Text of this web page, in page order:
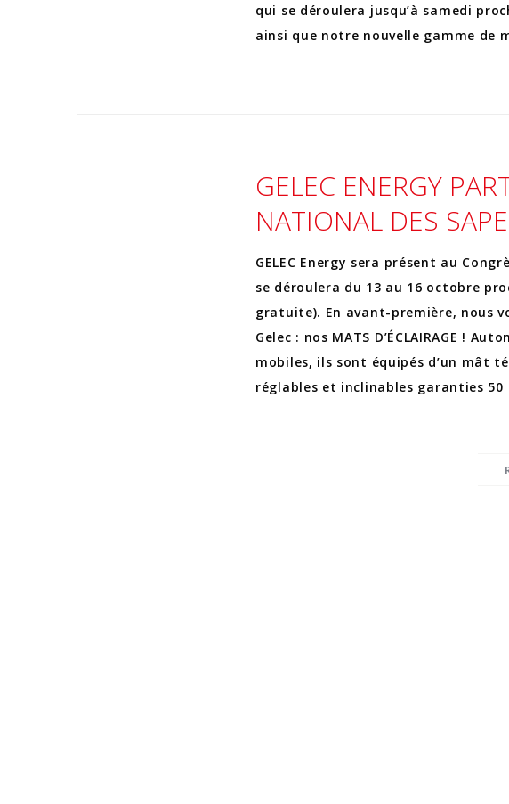
qui se déroulera jusqu’à samedi
ainsi que notre nouvelle gamme de
GELEC ENERGY
NATIONAL DES
GELEC Energy sera présent au
se déroulera du 13 au 16 octobre
gratuite). En avant-première, nous
Gelec : nos MATS D’ÉCLAIRAGE !
mobiles, ils sont équipés d’un mât
réglables et inclinables garanties